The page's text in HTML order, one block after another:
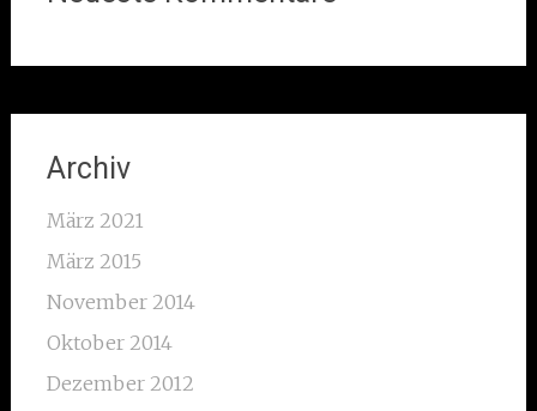
Archiv
März 2021
März 2015
November 2014
Oktober 2014
Dezember 2012